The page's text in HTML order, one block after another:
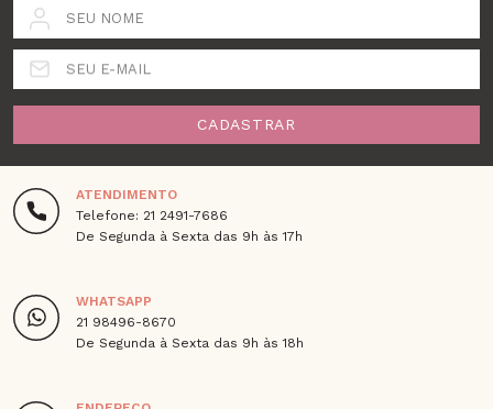
SEU NOME
SEU E-MAIL
CADASTRAR
ATENDIMENTO
Telefone: 21 2491-7686
De Segunda à Sexta das 9h às 17h
WHATSAPP
21 98496-8670
De Segunda à Sexta das 9h às 18h